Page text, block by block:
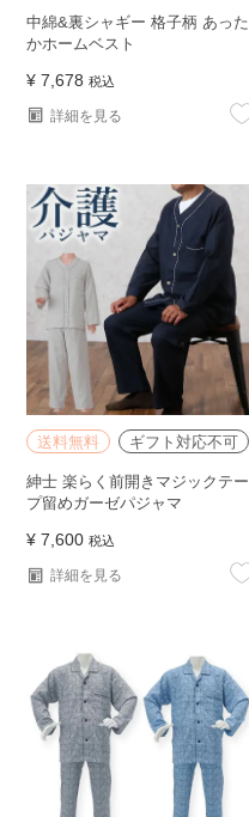
中綿&裏シャギー 格子柄 あった
かホームベスト
¥ 7,678 税込
詳細を見る
送料無料 ギフト対応不可
紳士 楽らく前開きマジックテー
プ留めガーゼパジャマ
¥ 7,600 税込
詳細を見る